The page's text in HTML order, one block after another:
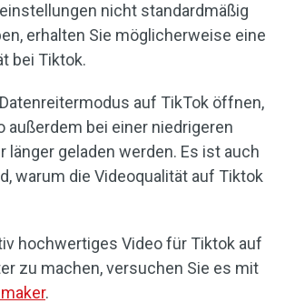
nicht standardmäßig
erhalten Sie möglicherweise eine
bei Tiktok.
auf TikTok öffnen,
außerdem bei einer niedrigeren
länger geladen werden. Es ist auch
warum die Videoqualität auf Tiktok
hochwertiges Video für Tiktok auf
zu machen, versuchen Sie es mit
.